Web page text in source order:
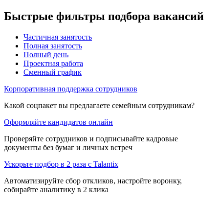
Быстрые фильтры подбора вакансий
Частичная занятость
Полная занятость
Полный день
Проектная работа
Сменный график
Корпоративная поддержка сотрудников
Какой соцпакет вы предлагаете семейным сотрудникам?
Оформляйте кандидатов онлайн
Проверяйте сотрудников и подписывайте кадровые
документы без бумаг и личных встреч
Ускорьте подбор в 2 раза с Talantix
Автоматизируйте сбор откликов, настройте воронку,
собирайте аналитику в 2 клика